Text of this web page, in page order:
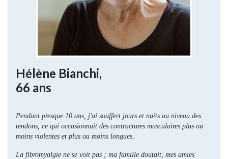
Hélène Bianchi,
66 ans
Pendant presque 10 ans, j'ai souffert jours et nuits au niveau des
tendons, ce qui occasionnait des contractures musculaires plus ou
moins violentes et plus ou moins longues.
La fibromyalgie ne se voit pas ; ma famille doutait, mes amies